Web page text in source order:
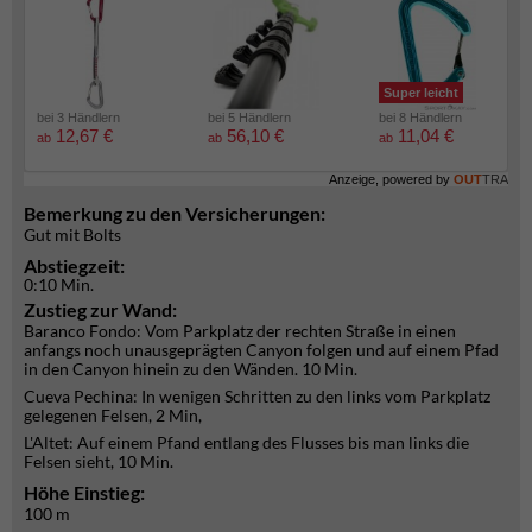
bei 3 Händlern
ab 12,67 €
bei 5 Händlern
ab 56,10 €
Super leicht
bei 8 Händlern
ab 11,04 €
Anzeige, powered by OUTTRA
Bemerkung zu den Versicherungen:
Gut mit Bolts
Abstiegzeit:
0:10 Min.
Zustieg zur Wand:
Baranco Fondo: Vom Parkplatz der rechten Straße in einen
anfangs noch unausgeprägten Canyon folgen und auf einem Pfad
in den Canyon hinein zu den Wänden. 10 Min.
Cueva Pechina: In wenigen Schritten zu den links vom Parkplatz
gelegenen Felsen, 2 Min,
L'Altet: Auf einem Pfand entlang des Flusses bis man links die
Felsen sieht, 10 Min.
Höhe Einstieg:
100 m